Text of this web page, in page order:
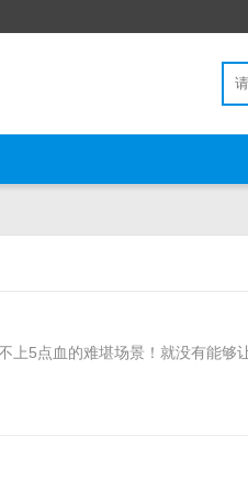
5点血的难堪场景！就没有能够